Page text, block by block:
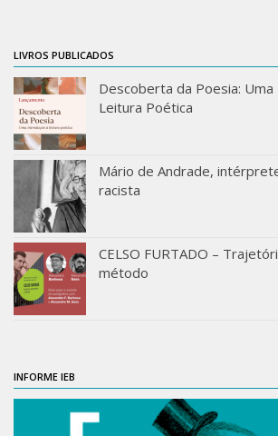
LIVROS PUBLICADOS
Descoberta da Poesia:
Leitura Poética
Mário de Andrade,
racista
CELSO FURTADO –
método
INFORME IEB